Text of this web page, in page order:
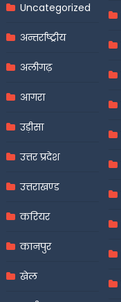
Uncategorized
अन्तर्राष्ट्रीय
अलीगढ़
आगरा
उड़ीसा
उत्तर प्रदेश
उत्तराखण्ड
करियर
कानपुर
खेल